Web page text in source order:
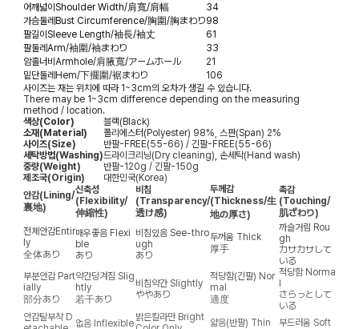
어깨넓이Shoulder Width/肩寬/肩幅
34
가슴둘레Bust Circumference/胸圍/胸まわり98
팔길이Sleeve Length/袖長/袖丈
61
팔둘레Arm/袖圍/袖まわり
33
암홀너비Armhole/肩腋寬/アームホール
21
밑단둘레Hem/下擺圍/裾まわり
106
사이즈는 재는 위치에 따라 1~3cm의 오차가 생길 수 있습니다.
There may be 1~3cm difference depending on the measuring
method / location.
색상(Color)
블랙(Black)
소재(Material)
폴리에스터(Polyester) 98%, 스판(Span) 2%
사이즈(Size)
반팔-FREE(55-66) / 긴팔-FREE(55-66)
세탁방법(Washing)드라이크리닝(Dry cleaning), 손세탁(Hand wash)
중량(Weight)
반팔-120g / 긴팔-150g
제조국(Origin)
대한민국(Korea)
안감(Lining/
裏地)
신축성
(Flexibility/
伸縮性)
비침
(Transparency/
透け感)
두께감
(Thickness/生
地の厚さ)
촉감
(Touching/
肌ざわり)
전체안감Entir
ly
全体あり
매우좋음 Flexi
ble
あり
비침있음 See-thro
ugh
あり
두꺼움 Thick
厚手
까슬거림 Rou
gh
カサカサして
いる
부분안감 Part
ially
部分あり
약간당겨짐 Slig
htly
若干あり
비침약간 Slightly
ややあり
적당함(긴팔) Nor
mal
適度
적당함 Norma
l
さらっとして
いる
안감탈부착 D
없음 Inflexible
밝은칼라만 Bright 얇음(반팔) Thin
부드러움 Soft